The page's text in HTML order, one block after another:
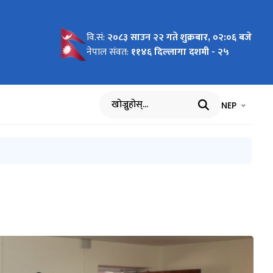
३० का
वि.सं: २०८३ साउन २२ गते शुक्रबार, ०२:०६ बजे
नेपाल संवत: ११४६ दिल्लागा दशमी - २५
खोज्नुहोस् भाषा चयन
NEP